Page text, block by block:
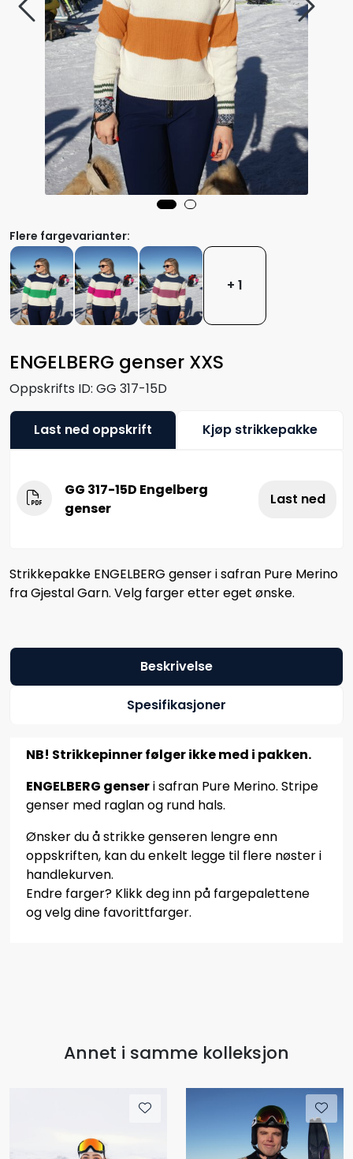
ENGELBERG genser XXS
Oppskrifts ID: GG 317-15D
Flere fargevarianter:
+ 1
Last ned oppskrift Kjøp strikkepakke
GG 317-15D Engelberg
genser
Last ned
Strikkepakke ENGELBERG genser i safran Pure Merino
fra Gjestal Garn. Velg farger etter eget ønske.
Beskrivelse
Spesifikasjoner
NB! Strikkepinner følger ikke med i pakken.
ENGELBERG genseri safran Pure Merino. Stripe
genser med raglan og rund hals.
Ønsker du å strikke genseren lengre enn
oppskriften, kan du enkelt legge til flere nøster i
handlekurven.
Endre farger? Klikk deg inn på fargepalettene
og velg dine favorittfarger.
Annet i samme kolleksjon